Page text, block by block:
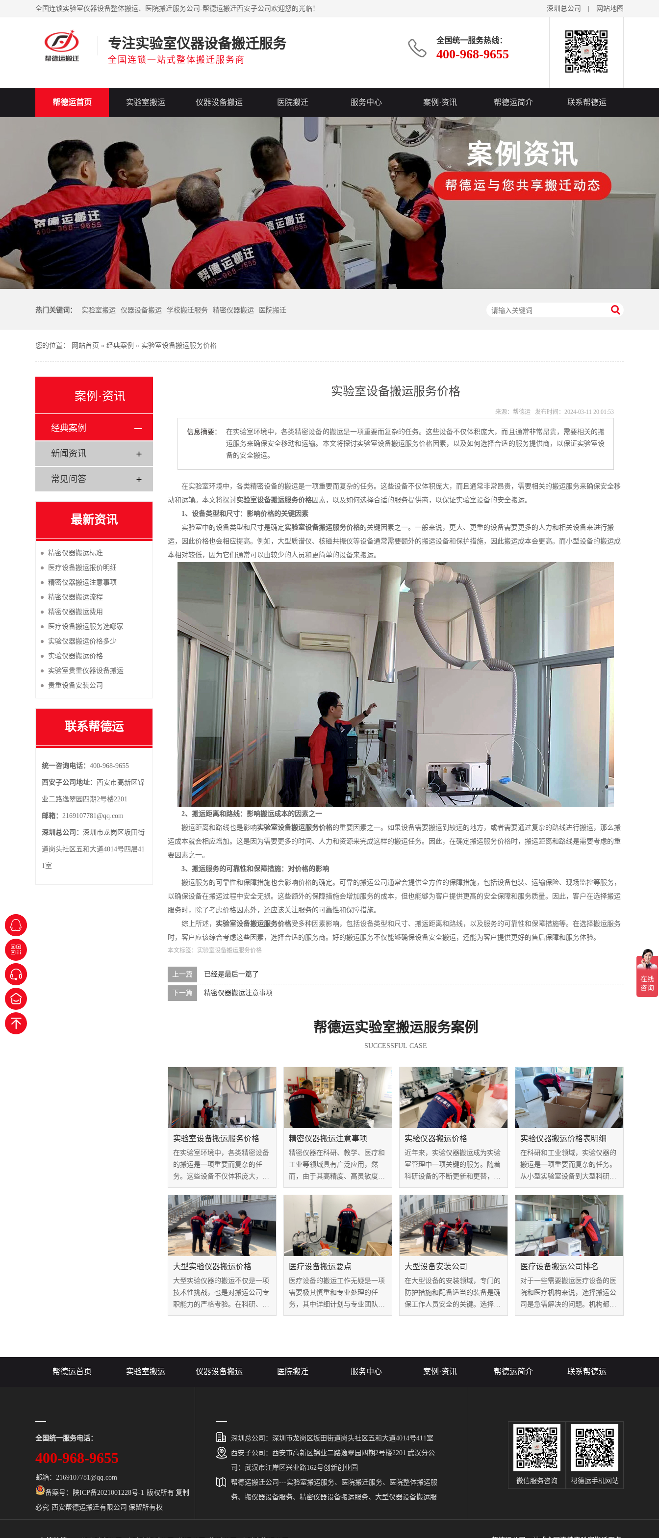
全国连锁实验室仪器设备整体搬运、医院搬迁服务公司-帮德运搬迁西安子公司欢迎您的光临！ 深圳总公司 网站地图
专注实验室仪器设备搬迁服务
全国连锁一站式整体搬迁服务商
全国统一服务热线：
400-968-9655
帮德运首页 实验室搬运 仪器设备搬运 医院搬迁 服务中心 案例·资讯 帮德运简介 联系帮德运
热门关键词： 实验室搬运 仪器设备搬运 学校搬迁服务 精密仪器搬运 医院搬迁
您的位置： 网站首页 » 经典案例 » 实验室设备搬运服务价格
实验室设备搬运服务价格
来源：帮德运 发布时间： 2024-03-11 20:01:53
信息摘要：
在实验室环境中，各类精密设备的搬运是一项重要而复杂的任务。这些设备不仅体积庞大，而且通常非常昂贵，需要相关的搬
运服务来确保安全移动和运输。本文将探讨实验室设备搬运服务价格因素，以及如何选择合适的服务提供商，以保证实验室设
备的安全搬运。
在实验室环境中，各类精密设备的搬运是一项重要而复杂的任务。这些设备不仅体积庞大，而且通常非常昂贵，需要相关的搬运服务来确保安全移
动和运输。本文将探讨实验室设备搬运服务价格 因素，以及如何选择合适的服务提供商，以保证实验室设备的安全搬运。
1、设备类型和尺寸：影响价格的关键因素
实验室中的设备类型和尺寸是确定实验室设备搬运服务价格的关键因素之一。一般来说，更大、更重的设备需要更多的人力和相关设备来进行搬
运，因此价格也会相应提高。例如，大型质谱仪、核磁共振仪等设备通常需要额外的搬运设备和保护措施，因此搬运成本会更高。而小型设备的搬运成
本相对较低，因为它们通常可以由较少的人员和更简单的设备来搬运。
2、搬运距离和路线：影响搬运成本的因素之一
搬运距离和路线也是影响实验室设备搬运服务价格的重要因素之一。如果设备需要搬运到较远的地方，或者需要通过复杂的路线进行搬运，那么搬
运成本就会相应增加。这是因为需要更多的时间、人力和资源来完成这样的搬运任务。因此，在确定搬运服务价格时，搬运距离和路线是需要考虑的重
要因素之一。
3、搬运服务的可靠性和保障措施：对价格的影响
搬运服务的可靠性和保障措施也会影响价格的确定。可靠的搬运公司通常会提供全方位的保障措施，包括设备包装、运输保险、现场监控等服务，
以确保设备在搬运过程中安全无损。这些额外的保障措施会增加服务的成本，但也能够为客户提供更高的安全保障和服务质量。因此，客户在选择搬运
服务时，除了考虑价格因素外，还应该关注服务的可靠性和保障措施。
综上所述， 实验室设备搬运服务价格受多种因素影响，包括设备类型和尺寸、搬运距离和路线，以及服务的可靠性和保障措施等。在选择搬运服务
时，客户应该综合考虑这些因素，选择合适的服务商。好的搬运服务不仅能够确保设备安全搬运，还能为客户提供更好的售后保障和服务体验。
本文标签： 实验室设备搬运服务价格
上一篇 已经是最后一篇了
下一篇 精密仪器搬运注意事项
帮德运实验室搬运服务案例
SUCCESSFUL CASE
实验室设备搬运服务价格
在实验室环境中，各类精密设备
的搬运是一项重要而复杂的任
务。这些设备不仅体积庞大，而
且通常非常昂贵，需要相关的搬
运服务来确保安全移动和运输。
本文将探讨实验室设备搬运服务
价格因素，以及如何选择合适的
服务提供商，以保...
精密仪器搬运注意事项
精密仪器在科研、教学、医疗和
工业等领域具有广泛应用，然
而，由于其高精度、高灵敏度和
高稳定性，使得精密仪器变得非
常脆弱。不当的搬运可能导致仪
器损坏或失效，给用户带来巨大
损失和麻烦。因此，正确的搬运
是至关重要的。那...
实验仪器搬运价格
近年来，实验仪器搬运成为实验
室管理中一项关键的服务。随着
科研设备的不断更新和更替，实
验室在搬迁、升级时常常面临着
实验仪器的搬运难题。实验仪器
搬运价格成为了实验室关注的焦
点之一。一方面，如何确保实验
仪器在搬运过程...
实验仪器搬运价格表明细
在科研和工业领域，实验仪器的
搬运是一项重要而复杂的任务。
从小型实验室设备到大型科研仪
器，安全而高效地搬运是保证设
备完整性和正常运行的关键。实
验仪器搬运价格表明细是搬运服
务的核心组成部分，本文将探讨
如何确保搬运过...
大型实验仪器搬运价格
大型实验仪器的搬运不仅是一项
技术性挑战，也是对搬运公司专
职能力的严格考验。在科研、医
疗和工业领域，这些仪器承载着
医疗设备搬运要点
医疗设备的搬运工作无疑是一项
需要极其慎重和专业处理的任
务，其中详细计划与专业团队的
角色至关重要。在这方面，我们
大型设备安装公司
在大型设备的安装领域，专门的
防护措施和配备适当的装备是确
保工作人员安全的关键。选择一
家大型设备安装公司时，对其在
医疗设备搬运公司排名
对于一些需要搬运医疗设备的医
院和医疗机构来说，选择搬运公
司是急需解决的问题。机构都希
望能够找到一家具有丰富经验、
案例·资讯
经典案例
新闻资讯
常见问答
最新资讯
精密仪器搬运标准
医疗设备搬运报价明细
精密仪器搬运注意事项
精密仪器搬运流程
精密仪器搬运费用
医疗设备搬运服务选哪家
实验仪器搬运价格多少
实验仪器搬运价格
实验室贵重仪器设备搬运
贵重设备安装公司
联系帮德运
统一咨询电话： 400-968-9655
西安子公司地址： 西安市高新区锦
业二路逸翠园四期2号楼2201
邮箱： 2169107781@qq.com
深圳总公司： 深圳市龙岗区坂田街
道岗头社区五和大道4014号四层41
1室
帮德运首页 实验室搬运 仪器设备搬运 医院搬迁 服务中心 案例·资讯 帮德运简介 联系帮德运
全国统一服务电话：
400-968-9655
邮箱：2169107781@qq.com
备案号：
陕ICP备2021001228号-1 版权所有 复制
必究 西安帮德运搬迁有限公司 保留所有权
深圳总公司：深圳市龙岗区坂田街道岗头社区五和大道4014号411室
西安子公司：西安市高新区锦业二路逸翠园四期2号楼2201 武汉分公
司：武汉市江岸区兴业路162号创新创业园
帮德运搬迁公司---实验室搬运服务、医院搬迁服务、医院整体搬运服
务、搬仪器设备服务、精密仪器设备搬运服务、大型仪器设备搬运服
微信服务咨询 帮德运手机网站